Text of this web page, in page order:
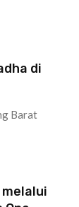
di
Barat
melalui